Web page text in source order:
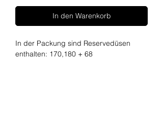
In den Warenkorb
In der Packung sind Reservedüsen
enthalten: 170,180 + 68